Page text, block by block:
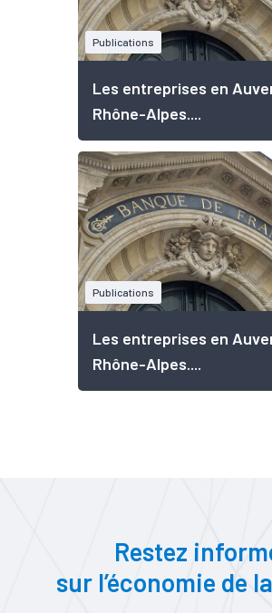
Publications
Les entreprises en
Rhône-Alpes....
Publications
Les entreprises en
Rhône-Alpes....
Restez
sur l’économie de